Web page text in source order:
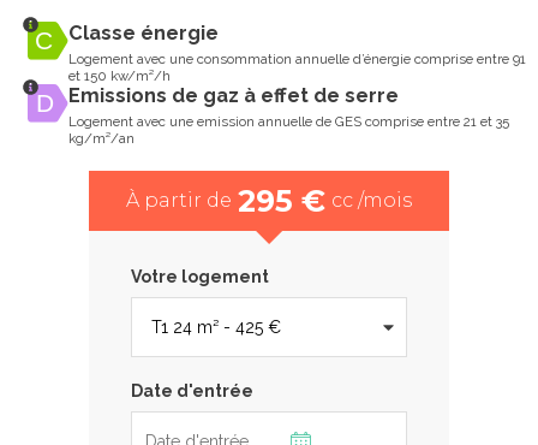
Classe énergie
Logement avec une consommation annuelle d’énergie comprise entre 91
et 150 kw/m²/h
Emissions de gaz à effet de serre
Logement avec une emission annuelle de GES comprise entre 21 et 35
kg/m²/an
À partir de 295 € cc /mois
Votre logement
Date d'entrée